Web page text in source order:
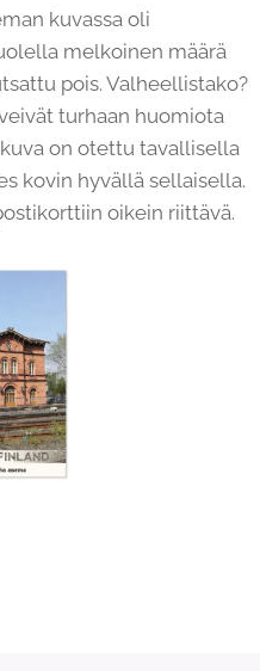
kuvassa oli
melkoinen määrä
pois. Valheellistako?
turhaan huomiota
on otettu tavallisella
kovin hyvällä sellaisella.
oikein riittävä.